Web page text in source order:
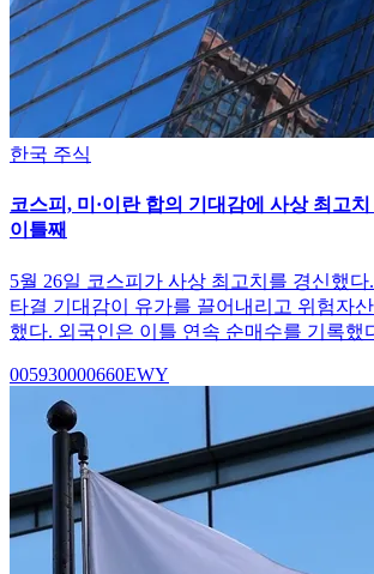
한국 주식
코스피, 미·이란 합의 기대감에 사상 최고
이틀째
5월 26일 코스피가 사상 최고치를 경신했다
타결 기대감이 유가를 끌어내리고 위험자
했다. 외국인은 이틀 연속 순매수를 기록했
005930000660EWY